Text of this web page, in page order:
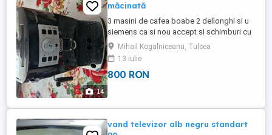
14
măcinată
3 masini de cafea boabe 2 dellonghi si u
siemens ca si nou accept si schimburi cu
alte produse le dau toate pe un scuter
Mihail Kogalniceanu, Tulcea
13 iulie
800 RON
vand televizor alb negru standart